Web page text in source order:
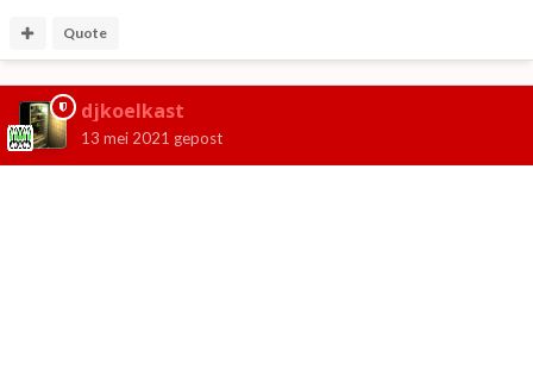
Quote
djkoelkast
13 mei 2021 gepost